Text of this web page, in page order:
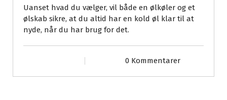
Uanset hvad du vælger, vil både en ølkøler og et
ølskab sikre, at du altid har en kold øl klar til at
nyde, når du har brug for det.
0 Kommentarer